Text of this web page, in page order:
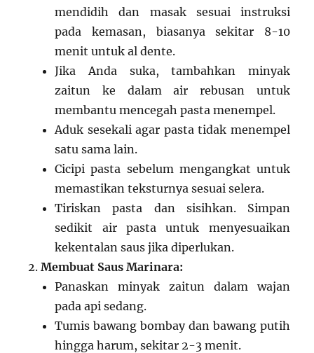
mendidih dan masak sesuai instruksi
pada kemasan, biasanya sekitar 8-10
menit untuk al dente.
Jika Anda suka, tambahkan minyak
zaitun ke dalam air rebusan untuk
membantu mencegah pasta menempel.
Aduk sesekali agar pasta tidak menempel
satu sama lain.
Cicipi pasta sebelum mengangkat untuk
memastikan teksturnya sesuai selera.
Tiriskan pasta dan sisihkan. Simpan
sedikit air pasta untuk menyesuaikan
kekentalan saus jika diperlukan.
Membuat Saus Marinara:
Panaskan minyak zaitun dalam wajan
pada api sedang.
Tumis bawang bombay dan bawang putih
hingga harum, sekitar 2-3 menit.